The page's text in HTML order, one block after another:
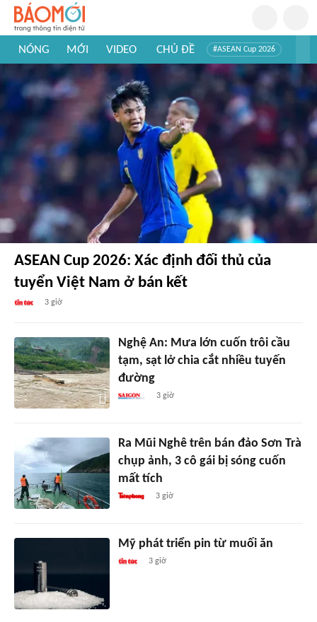
NÓNG MỚI VIDEO CHỦ ĐỀ #ASEAN Cup 2026
#Trí tuệ nhân tạo
#Khám phá Việt Nam
#Khám phá thế giới
ASEAN Cup 2026: Xác định đối thủ của
tuyển Việt Nam ở bán kết
3 giờ
Nghệ An: Mưa lớn cuốn trôi cầu
tạm, sạt lở chia cắt nhiều tuyến
đường
3 giờ
Ra Mũi Nghê trên bán đảo Sơn Trà
chụp ảnh, 3 cô gái bị sóng cuốn
mất tích
3 giờ
Mỹ phát triển pin từ muối ăn
3 giờ